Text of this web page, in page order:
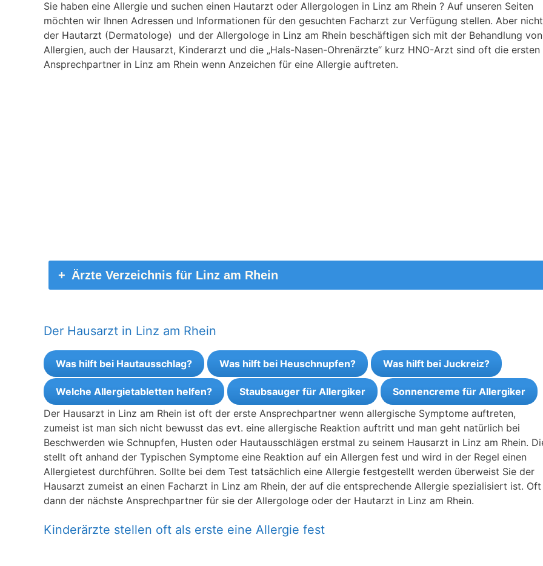
Sie haben eine Allergie und suchen einen Hautarzt oder Allergologen in Linz am Rhein ? Auf unseren Seiten
möchten wir Ihnen Adressen und Informationen für den gesuchten Facharzt zur Verfügung stellen. Aber
der Hautarzt (Dermatologe) und der Allergologe in Linz am Rhein beschäftigen sich mit der Behandlung von
Allergien, auch der Hausarzt, Kinderarzt und die „Hals-Nasen-Ohrenärzte“ kurz HNO-Arzt sind oft die ersten
Ansprechpartner in Linz am Rhein wenn Anzeichen für eine Allergie auftreten.
Ärzte Verzeichnis für Linz am Rhein
Der Hausarzt in Linz am Rhein
Was hilft bei Hautausschlag? Was hilft bei Heuschnupfen? Was hilft bei Juckreiz?
Welche Allergietabletten helfen? Staubsauger für Allergiker
Sonnencreme für Allergiker
Der Hausarzt in Linz am Rhein ist oft der erste Ansprechpartner wenn allergische Symptome auftreten,
zumeist ist man sich nicht bewusst das evt. eine allergische Reaktion auftritt und man geht natürlich bei
Beschwerden wie Schnupfen, Husten oder Hautausschlägen erstmal zu seinem Hausarzt in Linz am Rhein.
stellt oft anhand der Typischen Symptome eine Reaktion auf ein Allergen fest und wird in der Regel einen
Allergietest durchführen. Sollte bei dem Test tatsächlich eine Allergie festgestellt werden überweist Sie der
Hausarzt zumeist an einen Facharzt in Linz am Rhein, der auf die entsprechende Allergie spezialisiert ist.
dann der nächste Ansprechpartner für sie der Allergologe oder der Hautarzt in Linz am Rhein.
Kinderärzte stellen oft als erste eine Allergie fest